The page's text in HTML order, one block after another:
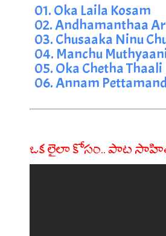
01. Oka Laila Kosam
02. Andhamanthaa
03. Chusaaka Ninu
04. Manchu
05. Oka Chetha Thaali
06. Annam
ఒక లైలా కోసం.. పాట